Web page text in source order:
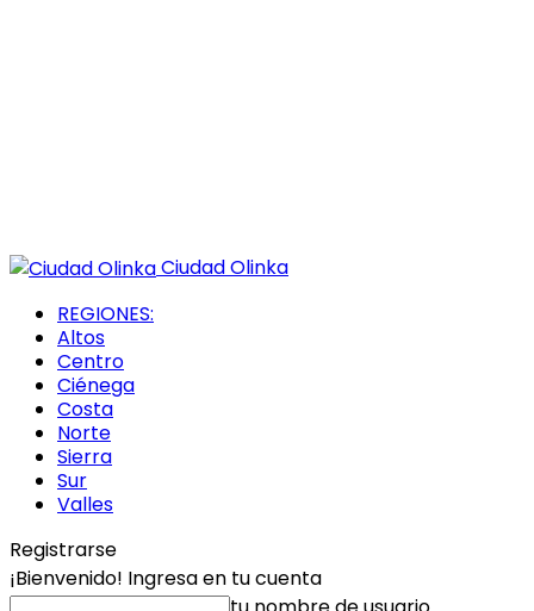
Ciudad Olinka
REGIONES:
Altos
Centro
Ciénega
Costa
Norte
Sierra
Sur
Valles
Registrarse
¡Bienvenido! Ingresa en tu cuenta